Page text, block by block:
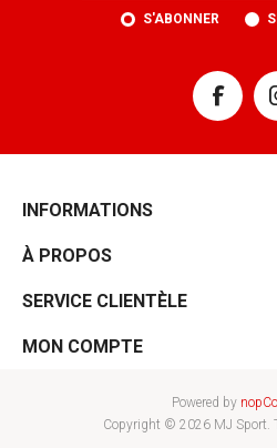
S'ABONNER
INFORMATIONS
À PROPOS
SERVICE CLIENTÈLE
MON COMPTE
Powered by
Copyright © 2026 MJ Sport.